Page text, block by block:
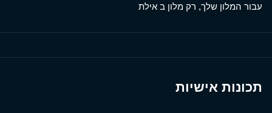
עבור המלון שלך, רק מלון ב אילת
תכונות אישיות